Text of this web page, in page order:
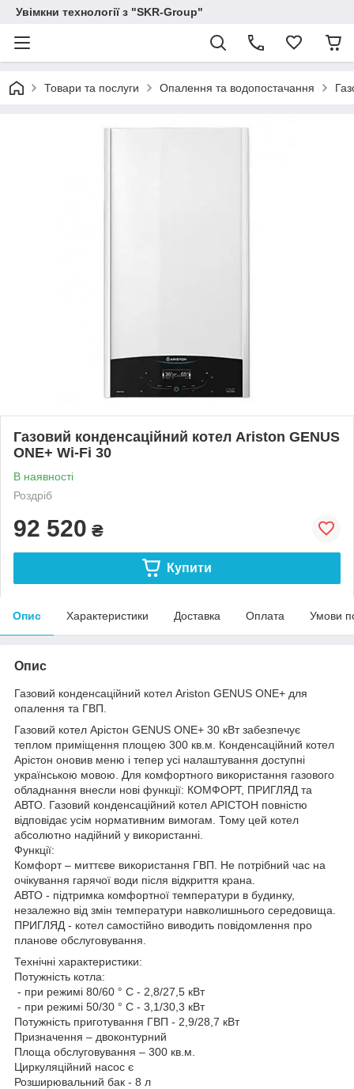
Увімкни технології з "SKR-Group"
Товари та послуги Опалення та водопостачання
Газовий конденсаційний котел Ariston GENUS
ONE+ Wi-Fi 30
В наявності
Роздріб
92 520 ₴
Купити
Опис Характеристики Доставка Оплата Умови
Опис
Газовий конденсаційний котел Ariston GENUS ONE+ для
опалення та ГВП.
Газовий котел Арістон GENUS ONE+ 30 кВт забезпечує
теплом приміщення площею 300 кв.м. Конденсаційний котел
Арістон оновив меню і тепер усі налаштування доступні
українською мовою. Для комфортного використання газового
обладнання внесли нові функції: КОМФОРТ, ПРИГЛЯД та
АВТО. Газовий конденсаційний котел АРІСТОН повністю
відповідає усім нормативним вимогам. Тому цей котел
абсолютно надійний у використанні.
Функції:
Комфорт – миттєве використання ГВП. Не потрібний час на
очікування гарячої води після відкриття крана.
АВТО - підтримка комфортної температури в будинку,
незалежно від змін температури навколишнього середовища.
ПРИГЛЯД - котел самостійно виводить повідомлення про
планове обслуговування.
Технічні характеристики:
Потужність котла:
- при режимі 80/60 ° С - 2,8/27,5 кВт
- при режимі 50/30 ° C - 3,1/30,3 кВт
Потужність приготування ГВП - 2,9/28,7 кВт
Призначення – двоконтурний
Площа обслуговування – 300 кв.м.
Циркуляційний насос є
Розширювальний бак - 8 л